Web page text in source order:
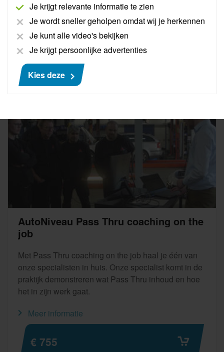
Je krijgt relevante informatie te zien
Je wordt sneller geholpen omdat wij je herkennen
Je kunt alle video's bekijken
Je krijgt persoonlijke advertenties
Kies deze
In deze online training wordt het werken met de VAG
groep fabrieksdocumentatie en het uitvoeren van
software updates uitgelegd. Deze online training
wordt exclusief aangeboden door onze partners:
LKQ Academy en Koskamp Opleidingen.
Meer informatie
AutoNiveau Pass Thru coaching on the
job
Met Pass Thru coaching on the job haal je één van
onze specialisten in huis. Onze specialist komt in de
praktijk demonstreren wat Pass Thru inhoud en hoe
het in zijn werk gaat.
Meer informatie
€ 755